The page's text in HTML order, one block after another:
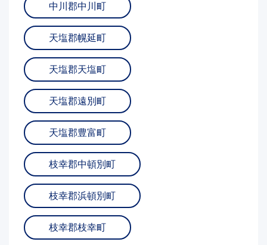
中川郡中川町
天塩郡幌延町
天塩郡天塩町
天塩郡遠別町
天塩郡豊富町
枝幸郡中頓別町
枝幸郡浜頓別町
枝幸郡枝幸町